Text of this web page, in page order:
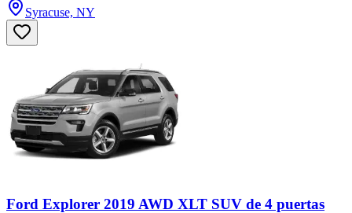
Syracuse, NY
Ford Explorer 2019 AWD XLT SUV de 4 puertas